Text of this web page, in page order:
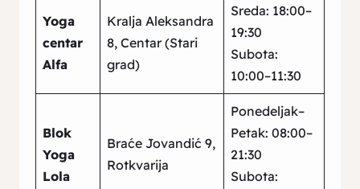
Yoga
centar
Alfa
Kralja Aleksandra
8, Centar (Stari
grad)
Sreda: 18:00–
19:30
Subota:
10:00–11:30
Blok
Yoga
Lola
Braće Jovandić 9,
Rotkvarija
Ponedeljak–
Petak: 08:00–
21:30
Subota: